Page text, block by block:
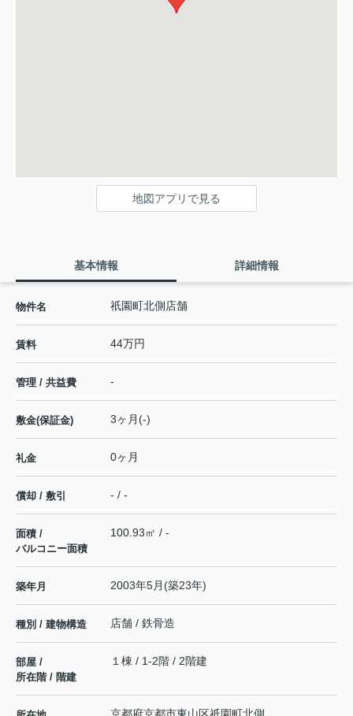
地図アプリで見る
基本情報 詳細情報
物件名 祇園町北側店舗
賃料 44万円
管理 / 共益費 -
敷金(保証金) 3ヶ月(-)
礼金 0ヶ月
償却 / 敷引 - / -
面積 /
バルコニー面積
100.93㎡ / -
築年月 2003年5月(築23年)
種別 / 建物構造 店舗 / 鉄骨造
部屋 /
所在階 / 階建
１棟 / 1-2階 / 2階建